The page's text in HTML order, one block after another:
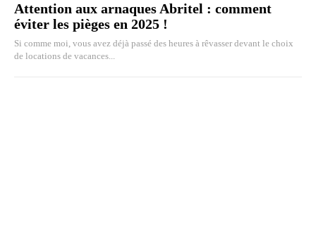
Attention aux arnaques Abritel : comment
éviter les pièges en 2025 !
Si comme moi, vous avez déjà passé des heures à rêvasser devant le choix
de locations de vacances...